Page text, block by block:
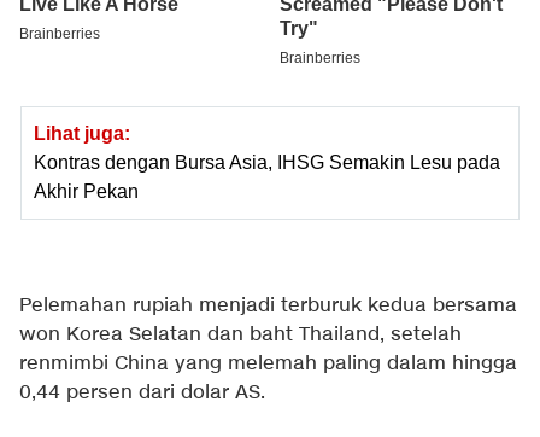
Lihat juga:
Kontras dengan Bursa Asia, IHSG Semakin Lesu pada
Akhir Pekan
Pelemahan rupiah menjadi terburuk kedua bersama
won Korea Selatan dan baht Thailand, setelah
renmimbi China yang melemah paling dalam hingga
0,44 persen dari dolar AS.